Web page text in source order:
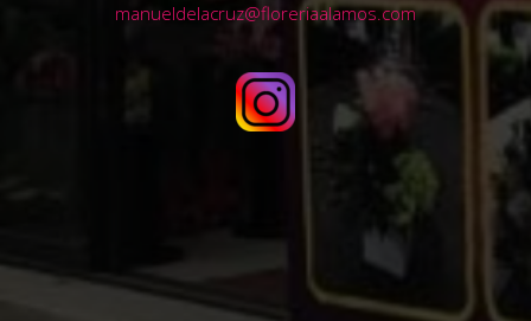
manueldelacruz@floreriaalamos.com